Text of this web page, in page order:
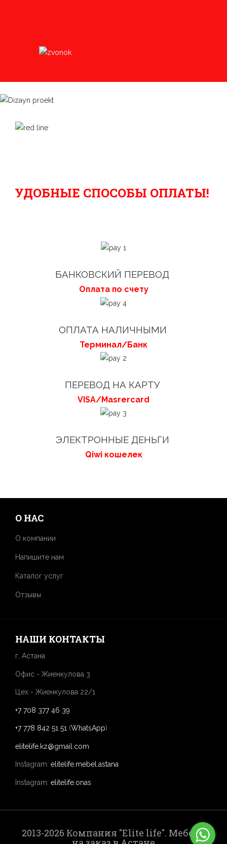
УДОБНЫЕ СПОСОБЫ ОПЛАТЫ!
БАНКОВСКИЙ ПЕРЕВОД
Оплата по счету
ОПЛАТА НАЛИЧНЫМИ
Терминал/Банк
ПЕРЕВОД НА КАРТУ
VISA/Masrercard
ЭЛЕКТРОННЫЕ ДЕНЬГИ
Qiwi кошелек
О НАС
О компании
Напишите нам
Каталог услуг
Отзывы
НАШИ КОНТАКТЫ
г. Астана
Офис - Жиенкулова 3
Цех - Жиенкулова 22/1
+7 708 377 46 39
+7 778 842 51 51 (WhatsApp)
elitelife.kz@gmail.com
Instagram: elitelife.mebel.astana
Instagram: elitelife.onas
2013-2026 Компания "Elite life". Мебель